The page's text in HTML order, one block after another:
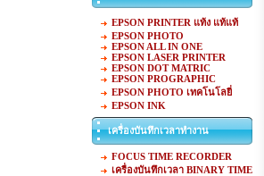
EPSON PRINTER แท้ง แท้แท้
EPSON PHOTO
EPSON ALL IN ONE
EPSON LASER PRINTER
EPSON DOT MATRIC
EPSON PROGRAPHIC
EPSON PHOTO เทคโนโลยี่
EPSON INK
เครื่องบันทึกเวลาทำงาน
FOCUS TIME RECORDER
เครื่องบันทึกเวลา BINARY TIME